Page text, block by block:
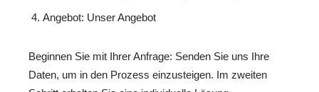
Angebot: Unser Angebot
Beginnen Sie mit Ihrer Anfrage: Senden Sie uns Ihre
Daten, um in den Prozess einzusteigen. Im zweiten